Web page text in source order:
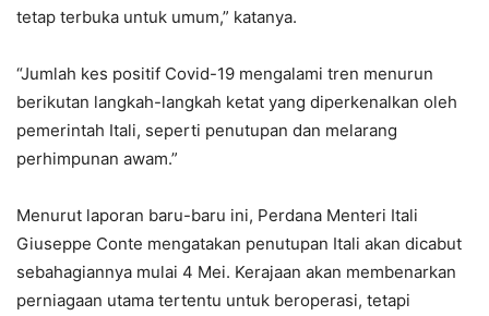
tetap terbuka untuk umum,” katanya.
“Jumlah kes positif Covid-19 mengalami tren menurun
berikutan langkah-langkah ketat yang diperkenalkan oleh
pemerintah Itali, seperti penutupan dan melarang
perhimpunan awam.”
Menurut laporan baru-baru ini, Perdana Menteri Itali
Giuseppe Conte mengatakan penutupan Itali akan dicabut
sebahagiannya mulai 4 Mei. Kerajaan akan membenarkan
perniagaan utama tertentu untuk beroperasi, tetapi